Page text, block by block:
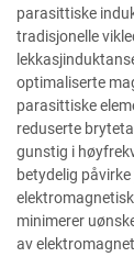
parasittiske
tradisjonelle
optimaliserte
parasittiske
reduserte
gunstig i
betydelig
minimerer
av